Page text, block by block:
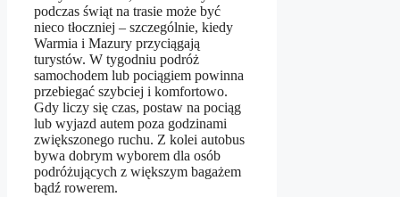
podczas świąt na trasie może być
nieco tłoczniej – szczególnie, kiedy
Warmia i Mazury przyciągają
turystów. W tygodniu podróż
samochodem lub pociągiem powinna
przebiegać szybciej i komfortowo.
Gdy liczy się czas, postaw na pociąg
lub wyjazd autem poza godzinami
zwiększonego ruchu. Z kolei autobus
bywa dobrym wyborem dla osób
podróżujących z większym bagażem
bądź rowerem.